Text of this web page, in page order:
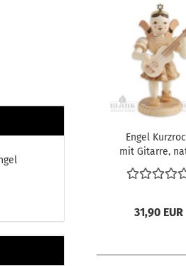
Engel
mit Gitarre,
31,90 EUR